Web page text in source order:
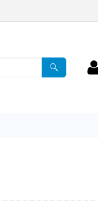
e poi
"Accedi"